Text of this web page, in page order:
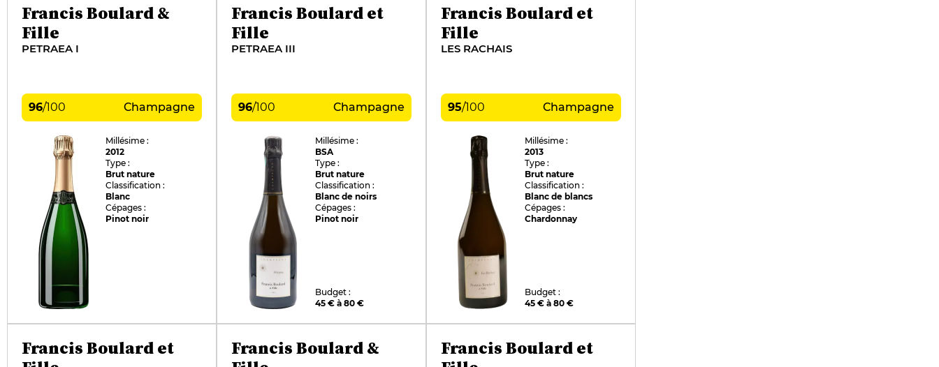
Francis Boulard &
Fille
PETRAEA I
96/100 Champagne
Millésime :
2012
Type :
Brut nature
Classification :
Blanc
Cépages :
Pinot noir
Francis Boulard et
Fille
PETRAEA III
96/100 Champagne
Millésime :
BSA
Type :
Brut nature
Classification :
Blanc de noirs
Cépages :
Pinot noir
Budget :
45 € à 80 €
Francis Boulard et
Fille
LES RACHAIS
95/100 Champagne
Millésime :
2013
Type :
Brut nature
Classification :
Blanc de blancs
Cépages :
Chardonnay
Budget :
45 € à 80 €
Francis Boulard et
Francis Boulard &
Francis Boulard et